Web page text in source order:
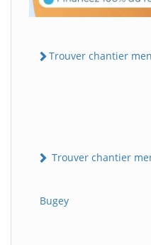
Trouver chantier
Trouver chantier
Bugey